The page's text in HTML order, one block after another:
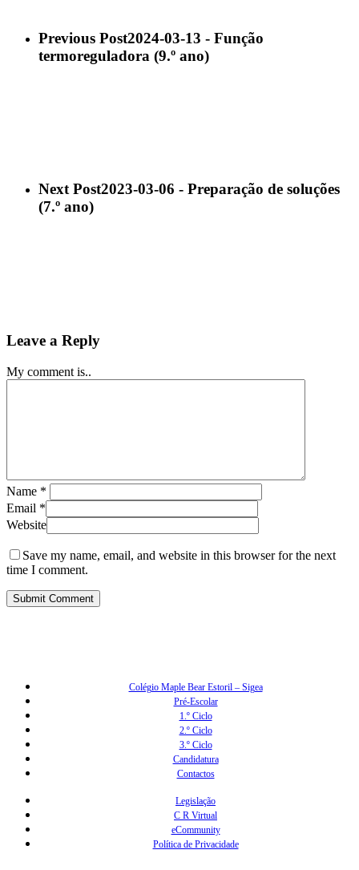
Previous Post2024-03-13 - Função
termoreguladora (9.º ano)
Next Post2023-03-06 - Preparação de soluções
(7.º ano)
Leave a Reply
My comment is..
Name *
Email *
Website
Save my name, email, and website in this browser for the next
time I comment.
Colégio Maple Bear Estoril – Sigea
Pré-Escolar
1.º Ciclo
2.º Ciclo
3.º Ciclo
Candidatura
Contactos
Legislação
C R Virtual
eCommunity
Política de Privacidade